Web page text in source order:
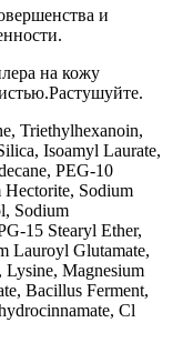
и
на кожу
Triethylhexanoin,
Isoamyl Laurate,
PEG-10
Sodium
Sodium
15 Stearyl Ether,
Lauroyl Glutamate,
Magnesium
Bacillus Ferment,
Cl